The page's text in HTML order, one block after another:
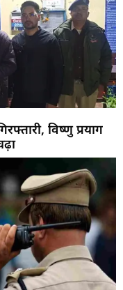
विष्णु प्रयाग